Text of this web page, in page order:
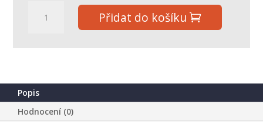
Přidat do košíku
Popis
Hodnocení (0)